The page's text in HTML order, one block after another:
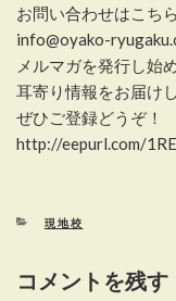
お問い合わせはこち
info@oyako-
メルマガを発行し始
耳寄り情報をお届け
ぜひご登録どうぞ！
http://eepurl.com/
カ
リ
現地校
コメントを残す